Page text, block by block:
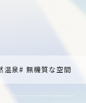
温泉# 無機質な空間